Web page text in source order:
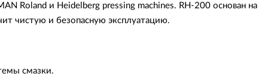
Roland и Heidelberg pressing machines. RH-200 основан на
чистую и безопасную эксплуатацию.
смазки.